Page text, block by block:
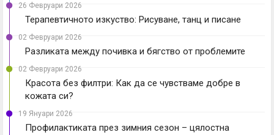
26 Февруари 2026
Терапевтичното изкуство: Рисуване, танц и писане
02 Февруари 2026
Разликата между почивка и бягство от проблемите
02 Февруари 2026
Красота без филтри: Как да се чувстваме добре в
кожата си?
19 Януари 2026
Профилактиката през зимния сезон – цялостна